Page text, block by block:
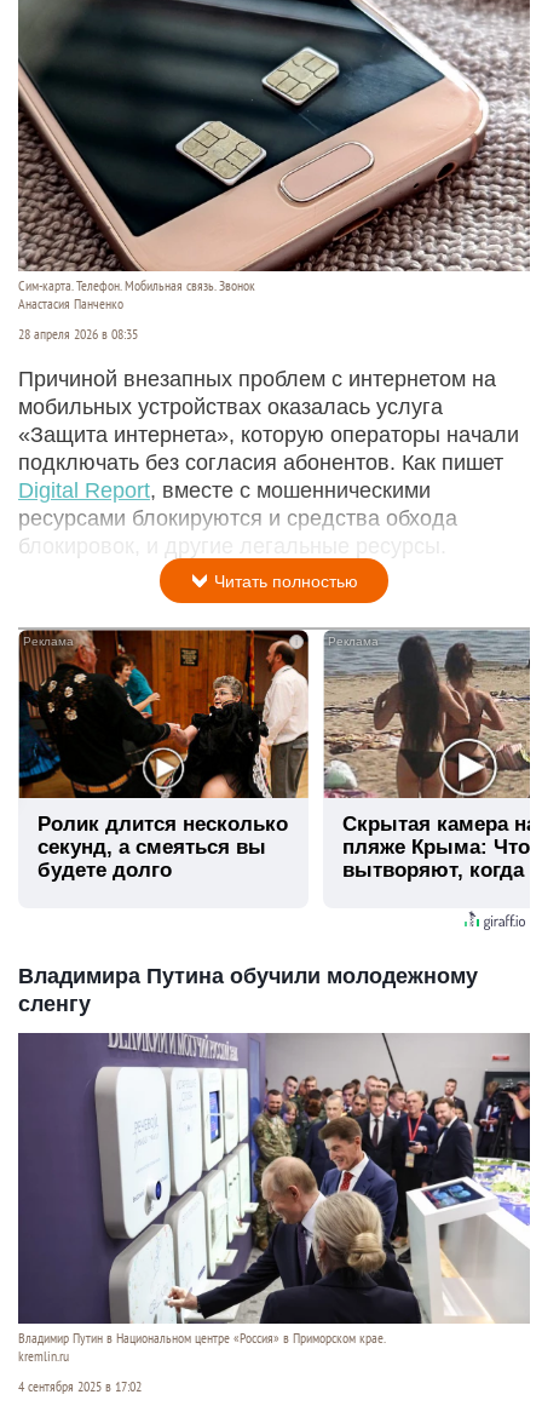
Сим-карта. Телефон. Мобильная связь. Звонок
Анастасия Панченко
28 апреля 2026 в 08:35
Причиной внезапных проблем с интернетом на
мобильных устройствах оказалась услуга
«Защита интернета», которую операторы начали
подключать без согласия абонентов. Как пишет
Digital Report, вместе с мошенническими
ресурсами блокируются и средства обхода
блокировок, и другие легальные ресурсы.
Читать полностью
Ролик длится несколько
секунд, а смеяться вы
будете долго
Скрытая камера на
пляже Крыма: Что
вытворяют, когда
Владимира Путина обучили молодежному
сленгу
Владимир Путин в Национальном центре «Россия» в Приморском крае.
kremlin.ru
4 сентября 2025 в 17:02